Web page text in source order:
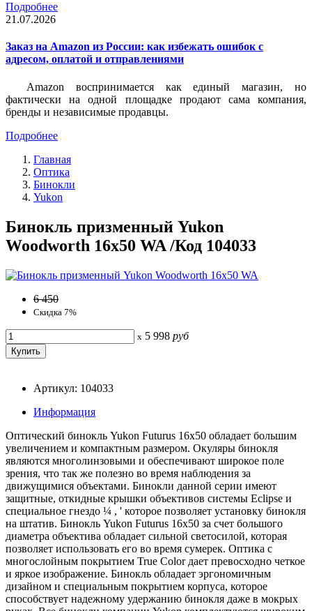
Подробнее
21.07.2026
Заказ на Amazon из России: как избежать ошибок с
адресом, оплатой и отправлениями
Amazon воспринимается как единый магазин, но
фактически на одной площадке продают сама компания,
бренды и независимые продавцы.
Подробнее
Главная
Оптика
Бинокли
Yukon
Бинокль призменный Yukon
Woodworth 16x50 WA /Код 104033
6 450
Скидка 7%
x 5 998 руб
Артикул: 104033
Информация
Оптический бинокль Yukon Futurus 16x50 обладает большим
увеличением и компактным размером. Окуляры бинокля
являются многолинзовыми и обеспечивают широкое поле
зрения, что так же полезно во время наблюдения за
движущимися объектами. Бинокли данной серии имеют
защитные, откидные крышки объективов системы Eclipse и
специальное гнездо ¼ , ' которое позволяет установку бинокля
на штатив. Бинокль Yukon Futurus 16x50 за счет большого
диаметра объектива обладает сильной светосилой, которая
позволяет использовать его во время сумерек. Оптика с
многослойным покрытием True Color дает превосходно четкое
и яркое изображение. Бинокль обладает эргономичным
дизайном и специальным покрытием корпуса, которое
способствует надежному удержанию бинокля даже в мокрых